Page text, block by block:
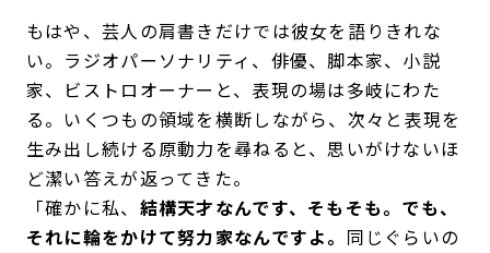
もはや、芸人の肩書きだけでは彼女を語りきれな
い。ラジオパーソナリティ、俳優、脚本家、小説
家、ビストロオーナーと、表現の場は多岐にわた
る。いくつもの領域を横断しながら、次々と表現を
生み出し続ける原動力を尋ねると、思いがけないほ
ど潔い答えが返ってきた。
「確かに私、 結構天才なんです、そもそも。でも、
それに輪をかけて努力家なんですよ。 同じぐらいの